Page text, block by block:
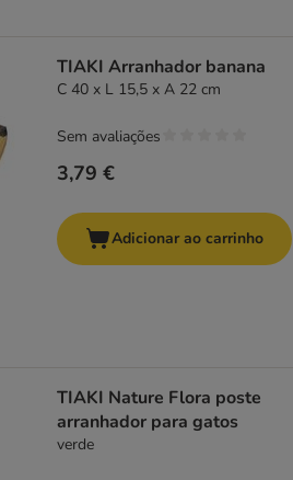
TIAKI Arranhador banana
C 40 x L 15,5 x A 22 cm
3,79 €
Sem avaliações
Adicionar ao carrinho
TIAKI Nature Flora poste
arranhador para gatos
verde